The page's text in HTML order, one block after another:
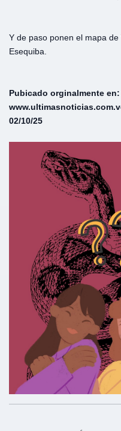
Y de paso ponen el mapa
Esequiba.
Pubicado orginalmente en:
02/10/25